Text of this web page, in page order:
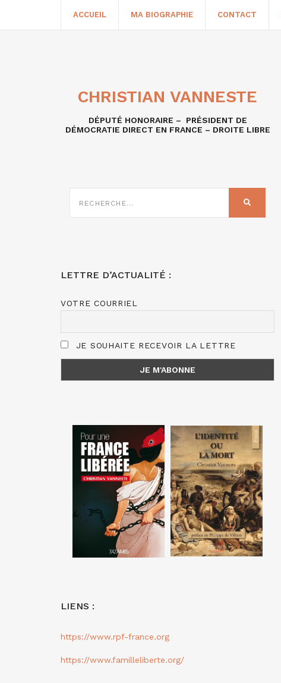
ACCUEIL MA BIOGRAPHIE CONTACT
CHRISTIAN VANNESTE
DÉPUTÉ HONORAIRE – PRÉSIDENT DE
DÉMOCRATIE DIRECT EN FRANCE – DROITE LIBRE
SUR
LETTRE D’ACTUALITÉ :
VOTRE COURRIEL
JE SOUHAITE RECEVOIR LA LETTRE
LIENS :
https://www.rpf-france.org
https://www.familleliberte.org/